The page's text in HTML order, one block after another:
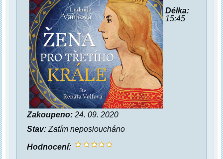
Délka:
15:45
Zakoupeno: 24. 09. 2020
Stav: Zatím neposloucháno
Hodnocení: